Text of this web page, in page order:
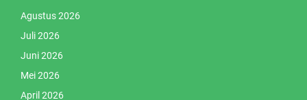
Agustus 2026
Juli 2026
Juni 2026
Mei 2026
April 2026